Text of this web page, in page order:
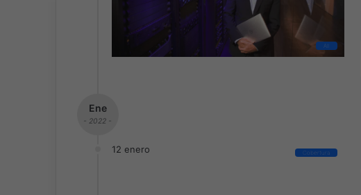
All
Ene
- 2022 -
12 enero Cobertura